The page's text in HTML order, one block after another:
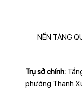
Trụ sở chính:
phường Thanh
NỀN TẢNG